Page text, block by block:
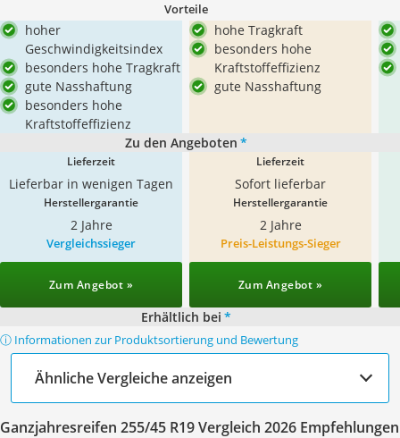
Vorteile
hoher
Geschwindigkeitsindex
besonders hohe Tragkraft
gute Nasshaftung
besonders hohe
Kraftstoffeffizienz
hohe Tragkraft
besonders hohe
Kraftstoffeffizienz
gute Nasshaftung
Zu den Angeboten *
Lieferzeit
Lieferbar in wenigen Tagen
Lieferzeit
Sofort lieferbar
Herstellergarantie
2 Jahre
Herstellergarantie
2 Jahre
Vergleichssieger
Zum Angebot »
Preis-Leistungs-Sieger
Zum Angebot »
Erhältlich bei *
ⓘ Informationen zur Produktsortierung und Bewertung
Ähnliche Vergleiche anzeigen
Ganzjahresreifen 255/45 R19 Vergleich 2026 Empfehlungen